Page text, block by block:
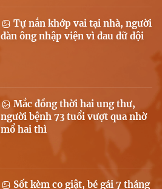
Tự nắn khớp vai tại nhà, người
đàn ông nhập viện vì đau dữ dội
Mắc đồng thời hai ung thư,
người bệnh 73 tuổi vượt qua nhờ
mổ hai thì
Sốt kèm co giật, bé gái 7 tháng